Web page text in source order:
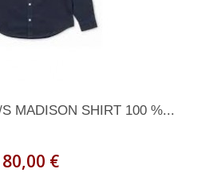
MADISON SHIRT 100 %...
80,00 €